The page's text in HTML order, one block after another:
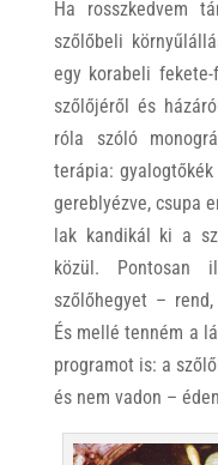
Ha rosszkedvem
szőlőbeli
egy korabeli
szőlőjéről és
róla szóló
terápia:
gereblyézve, csupa
lak kandikál ki a
közül. Pontosan
szőlőhegyet –
És mellé tenném a
programot is: a
és nem vadon –